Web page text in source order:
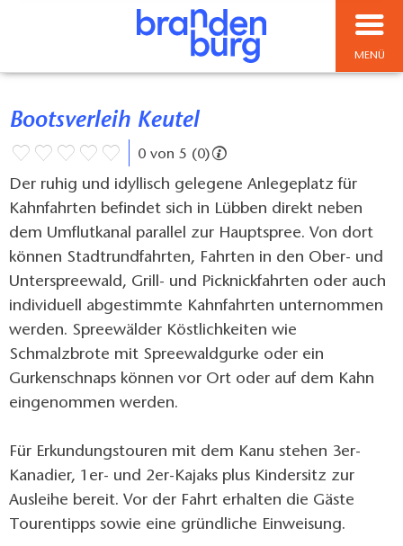
MENÜ
Bootsverleih Keutel
0 von 5 (0)
Der ruhig und idyllisch gelegene Anlegeplatz für
Kahnfahrten befindet sich in Lübben direkt neben
dem Umflutkanal parallel zur Hauptspree. Von dort
können Stadtrundfahrten, Fahrten in den Ober- und
Unterspreewald, Grill- und Picknickfahrten oder auch
individuell abgestimmte Kahnfahrten unternommen
werden. Spreewälder Köstlichkeiten wie
Schmalzbrote mit Spreewaldgurke oder ein
Gurkenschnaps können vor Ort oder auf dem Kahn
eingenommen werden.
Für Erkundungstouren mit dem Kanu stehen 3er-
Kanadier, 1er- und 2er-Kajaks plus Kindersitz zur
Ausleihe bereit. Vor der Fahrt erhalten die Gäste
Tourentipps sowie eine gründliche Einweisung.